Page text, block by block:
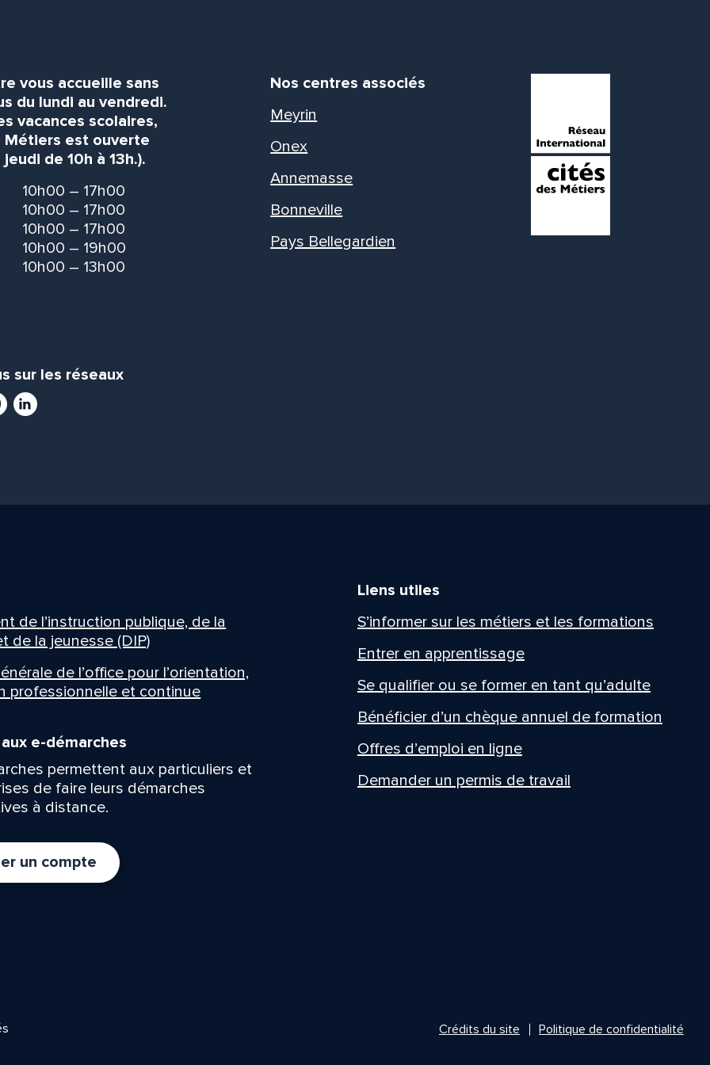
vous accueille sans
du lundi au vendredi.
vacances scolaires,
Métiers est ouverte
de 10h à 13h.).
10h00 – 17h00
10h00 – 17h00
10h00 – 17h00
10h00 – 19h00
10h00 – 13h00
sur les réseaux
LinkedIn
Nos centres associés
Meyrin
Onex
Annemasse
Bonneville
Pays Bellegardien
de l’instruction publique, de la
de la jeunesse (DIP)
de l’office pour l’orientation,
professionnelle et continue
e-démarches
permettent aux particuliers et
de faire leurs démarches
à distance.
un compte
Liens utiles
S’informer sur les métiers et les formations
Entrer en apprentissage
Se qualifier ou se former en tant qu’adulte
Bénéficier d’un chèque annuel de formation
Offres d’emploi en ligne
Demander un permis de travail
Crédits du site Politique de confidentialité